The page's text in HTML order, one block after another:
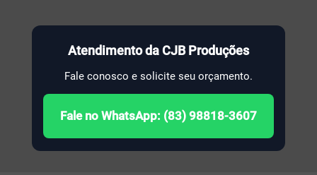
Atendimento da CJB Produções
Fale conosco e solicite seu orçamento.
Fale no WhatsApp: (83) 98818-3607